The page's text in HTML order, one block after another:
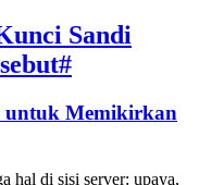
Sandi
#
untuk Memikirkan
hal di sisi server: upaya,